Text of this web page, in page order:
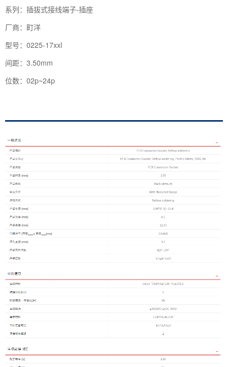
系列：插拔式接线端子-插座
厂商：町洋
型号：0225-17xxl
间距：3.50mm
位数：02p~24p